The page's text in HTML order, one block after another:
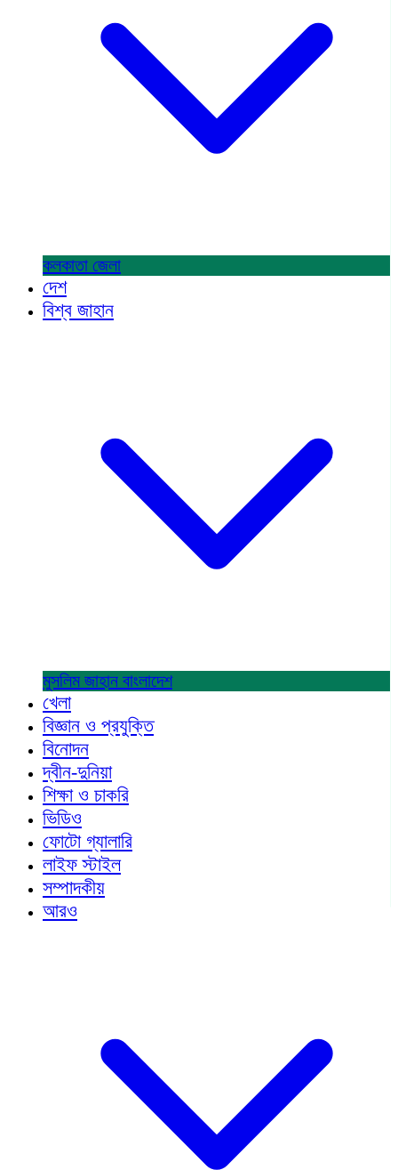
কলকাতা জেলা
দেশ
বিশ্ব জাহান
মুসলিম জাহান বাংলাদেশ
খেলা
বিজ্ঞান ও প্রযুক্তি
বিনোদন
দ্বীন-দুনিয়া
শিক্ষা ও চাকরি
ভিডিও
ফোটো গ্যালারি
লাইফ স্টাইল
সম্পাদকীয়
আরও